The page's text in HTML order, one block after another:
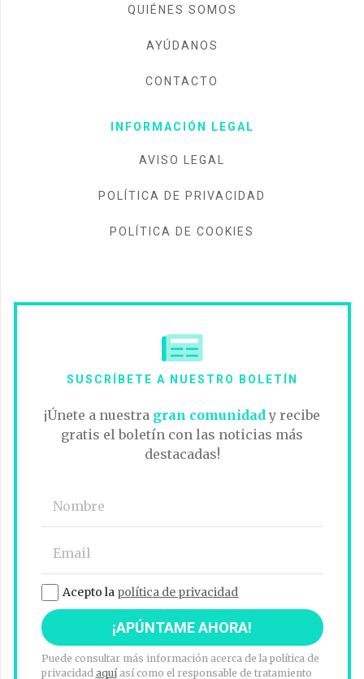
QUIÉNES SOMOS
AYÚDANOS
CONTACTO
INFORMACIÓN LEGAL
AVISO LEGAL
POLÍTICA DE PRIVACIDAD
POLÍTICA DE COOKIES
SUSCRÍBETE A NUESTRO BOLETÍN
¡Únete a nuestra gran comunidad y recibe
gratis el boletín con las noticias más
destacadas!
Acepto la política de privacidad
Puede consultar más información acerca de la política de
privacidad aquíasí como el responsable de tratamiento